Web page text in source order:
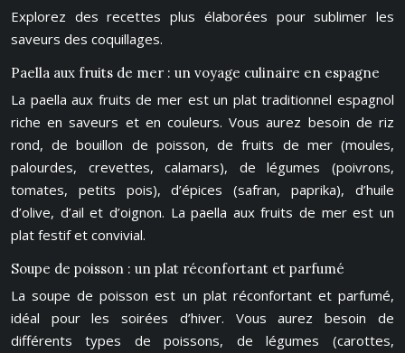
Explorez des recettes plus élaborées pour sublimer les
saveurs des coquillages.
Paella aux fruits de mer : un voyage culinaire en espagne
La paella aux fruits de mer est un plat traditionnel espagnol
riche en saveurs et en couleurs. Vous aurez besoin de riz
rond, de bouillon de poisson, de fruits de mer (moules,
palourdes, crevettes, calamars), de légumes (poivrons,
tomates, petits pois), d’épices (safran, paprika), d’huile
d’olive, d’ail et d’oignon. La paella aux fruits de mer est un
plat festif et convivial.
Soupe de poisson : un plat réconfortant et parfumé
La soupe de poisson est un plat réconfortant et parfumé,
idéal pour les soirées d’hiver. Vous aurez besoin de
différents types de poissons, de légumes (carottes,